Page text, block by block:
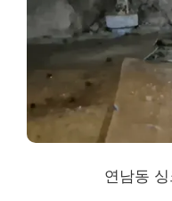
연남동